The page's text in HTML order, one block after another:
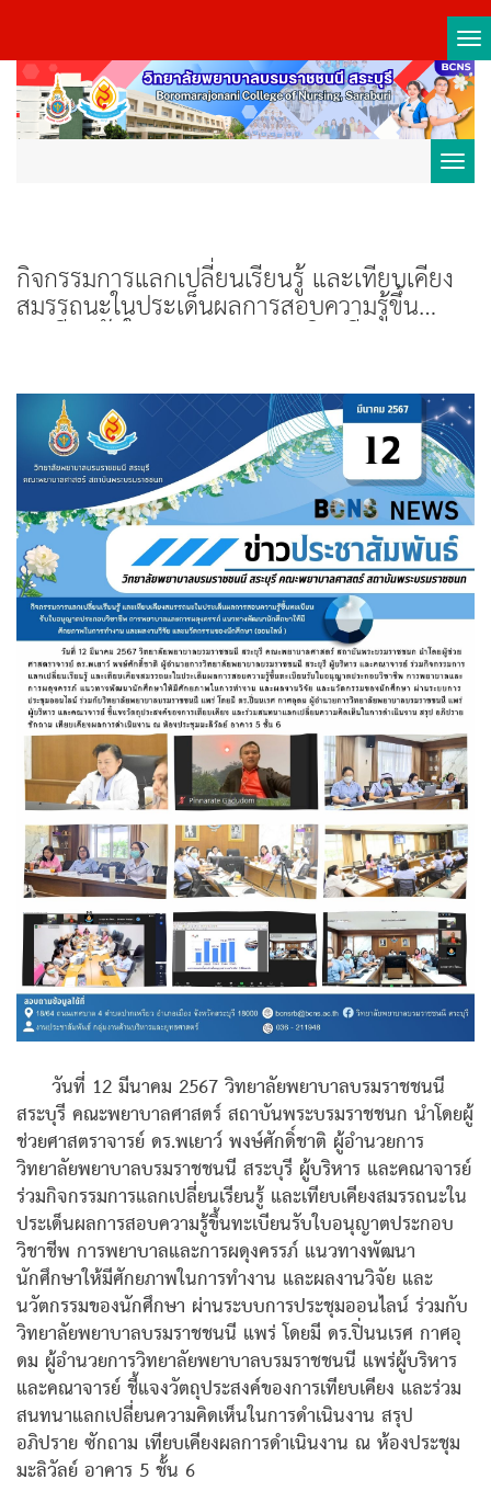
กิจกรรมการแลกเปลี่ยนเรียนรู้ และเทียบเคียง
สมรรถนะในประเด็นผลการสอบความรู้ขึ้น
ทะเบียนรับใบอนุญาตประกอบวิชาชีพ การ
นักศึกษาให้มีศักยภาพในการทำงาน และผลงาน
วิจัย และนวัตกรรมของนักศึกษา (ออนไลน์ )
วันที่ 12 มีนาคม 2567 วิทยาลัยพยาบาลบรมราชชนนี
สระบุรี คณะพยาบาลศาสตร์ สถาบันพระบรมราชชนก นำโดยผู้
ช่วยศาสตราจารย์ ดร.พเยาว์ พงษ์ศักดิ์ชาติ ผู้อำนวยการ
วิทยาลัยพยาบาลบรมราชชนนี สระบุรี ผู้บริหาร และคณาจารย์
ร่วมกิจกรรมการแลกเปลี่ยนเรียนรู้ และเทียบเคียงสมรรถนะใน
ประเด็นผลการสอบความรู้ขึ้นทะเบียนรับใบอนุญาตประกอบ
วิชาชีพ การพยาบาลและการผดุงครรภ์ แนวทางพัฒนา
นักศึกษาให้มีศักยภาพในการทำงาน และผลงานวิจัย และ
นวัตกรรมของนักศึกษา ผ่านระบบการประชุมออนไลน์ ร่วมกับ
วิทยาลัยพยาบาลบรมราชชนนี แพร่ โดยมี ดร.ปิ่นนเรศ กาศอุ
ดม ผู้อำนวยการวิทยาลัยพยาบาลบรมราชชนนี แพร่ผู้บริหาร
และคณาจารย์ ชี้แจงวัตถุประสงค์ของการเทียบเคียง และร่วม
สนทนาแลกเปลี่ยนความคิดเห็นในการดำเนินงาน สรุป
อภิปราย ซักถาม เทียบเคียงผลการดำเนินงาน ณ ห้องประชุม
มะลิวัลย์ อาคาร 5 ชั้น 6